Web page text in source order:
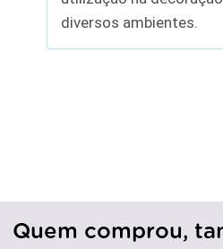
diversos ambientes.
Quem comprou,